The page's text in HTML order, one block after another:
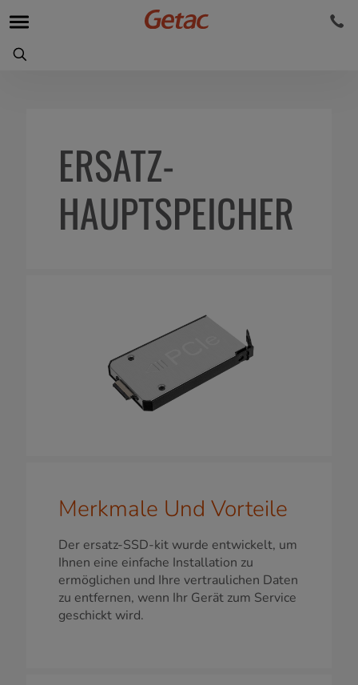
ERSATZ-
HAUPTSPEICHER
Merkmale Und Vorteile
Der ersatz-SSD-kit wurde entwickelt, um
Ihnen eine einfache Installation zu
ermöglichen und Ihre vertraulichen Daten
zu entfernen, wenn Ihr Gerät zum Service
geschickt wird.